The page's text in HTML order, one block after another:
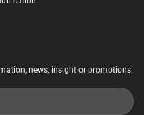
news, insight or promotions.